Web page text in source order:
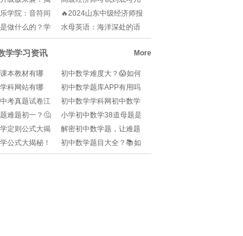
子税务局
科？一次搞定备考规
学院：音符间
🔍，梦想
🔥2024山东中级经济师报
考新规则大揭秘
做什么的？学
从事哪些
水母英语：海洋深处的语
言艺术|Morph
学学习资讯 More
本教材有哪
选对适合自己
初中数学难度大？😱如何
突破难点？这些建议一定
要看！📚
科网站有哪
资源一站搞
初中数学题库APP有用吗
🧐快速提升成绩的秘密武
器在这里！📚
考真题试卷江
可以找到高质
快来收藏这份备
初中数学学科网初中数学
学科网？📚如何找到优质
资源？✨
难题初一？🤔
一数学难关？
！📚
小学初中数学38道母题是
什么？🤔小学到初中的核
心秘密都在这里！🧐
定则公式大揭
习密码的关
解密初中数学题，让难题
不再是谜团！🧩
公式大揭秘！
题的关键锁匙
初中数学题目大全？📚如
何高效刷题提升成绩？🔥